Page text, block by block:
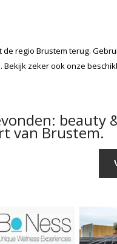
de regio Brustemterug.
Bekijk zeker ook onze
beauty
van Brustem.